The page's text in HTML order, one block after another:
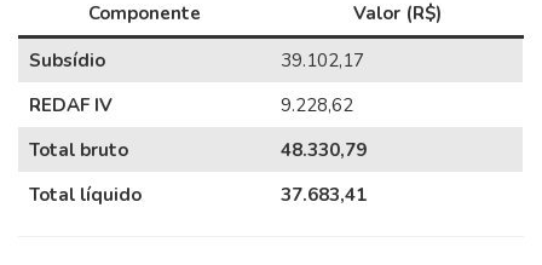
Componente
Valor (R$)
Subsídio
39.102,17
REDAF IV
9.228,62
Total bruto
48.330,79
Total líquido
37.683,41